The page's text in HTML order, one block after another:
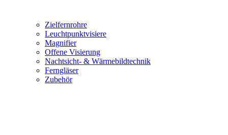
Zielfernrohre
Leuchtpunktvisiere
Magnifier
Offene Visierung
Nachtsicht- & Wärmebildtechnik
Ferngläser
Zubehör